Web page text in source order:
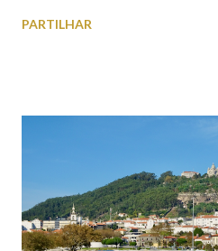
subterrâneos) perto do centro da
subterrâneos. O Parque da
2ª a 5ª feira a partir das 20:00
PARTILHAR